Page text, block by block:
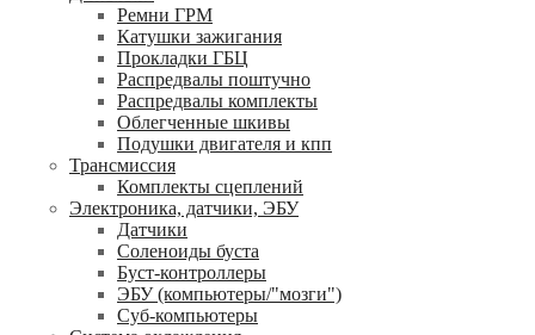
Ремни ГРМ
Катушки зажигания
Прокладки ГБЦ
Распредвалы поштучно
Распредвалы комплекты
Облегченные шкивы
Подушки двигателя и кпп
Трансмиссия
Комплекты сцеплений
Электроника, датчики, ЭБУ
Датчики
Соленоиды буста
Буст-контроллеры
ЭБУ (компьютеры/"мозги")
Суб-компьютеры